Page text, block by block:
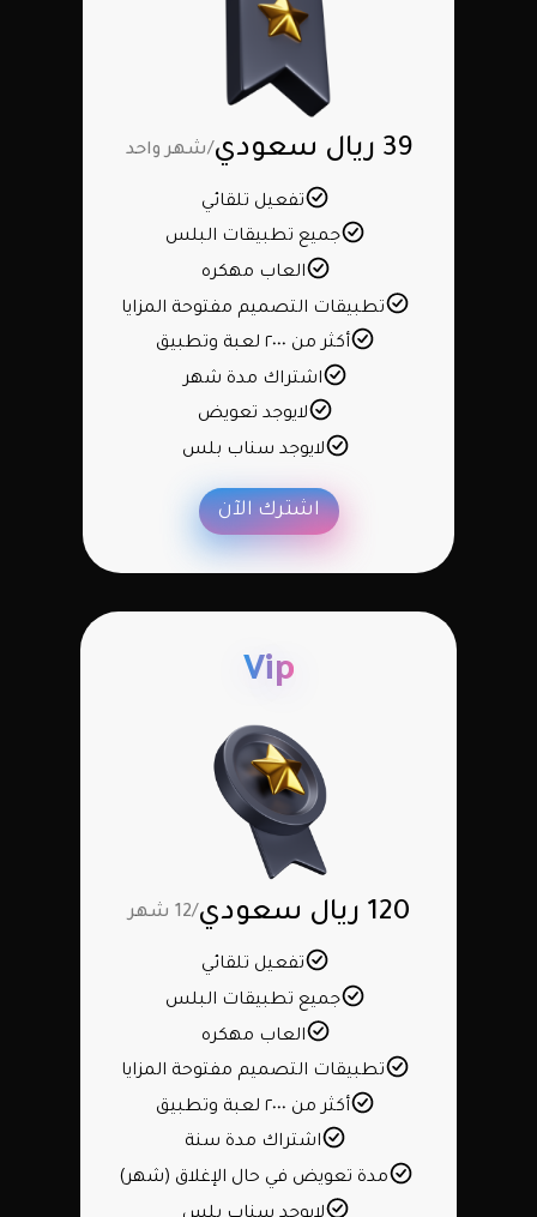
39 ريال سعودي /شهر واحد
تفعيل تلقائي
جميع تطبيقات البلس
العاب مهكره
تطبيقات التصميم مفتوحة المزايا
أكثر من ٢٠٠٠ لعبة وتطبيق
اشتراك مدة شهر
لايوجد تعويض
لايوجد سناب بلس
اشترك الآن
Vip
120 ريال سعودي /12 شهر
تفعيل تلقائي
جميع تطبيقات البلس
العاب مهكره
تطبيقات التصميم مفتوحة المزايا
أكثر من ٢٠٠٠ لعبة وتطبيق
اشتراك مدة سنة
مدة تعويض في حال الإغلاق (شهر)